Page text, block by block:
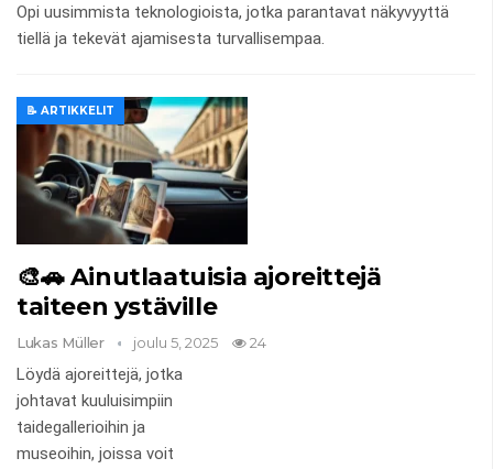
Opi uusimmista teknologioista, jotka parantavat näkyvyyttä
tiellä ja tekevät ajamisesta turvallisempaa.
📝 ARTIKKELIT
🎨🚗 Ainutlaatuisia ajoreittejä
taiteen ystäville
Lukas Müller joulu 5, 2025 24
Löydä ajoreittejä, jotka
johtavat kuuluisimpiin
taidegallerioihin ja
museoihin, joissa voit